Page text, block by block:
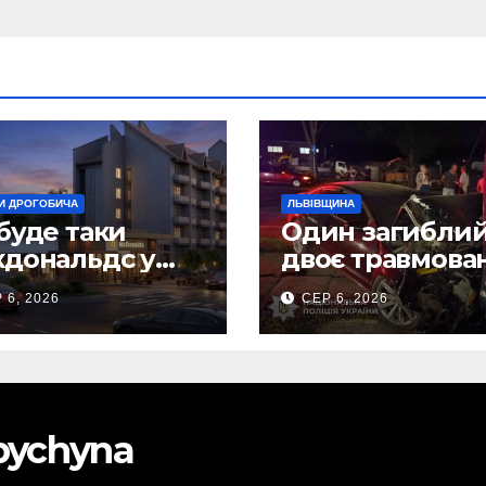
ДРОГОБИЧА
таки
у
(Фото)
6, 2026
ЛЬВІВЩИНА
Один
двоє
внаслідок ДТП
Самбірщині
СЕР 6, 2026